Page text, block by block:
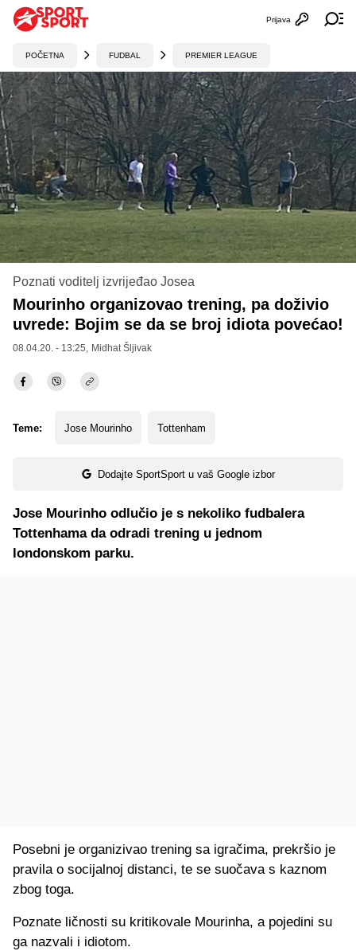
Otvori
Prijava
POČETNA FUDBAL PREMIER LEAGUE
Poznati voditelj izvrijeđao Josea
Mourinho organizovao trening, pa doživio
uvrede: Bojim se da se broj idiota povećao!
08.04.20. - 13:25, Midhat Šljivak
Teme: Jose Mourinho Tottenham
Dodajte SportSport u vaš Google izbor
Jose Mourinho odlučio je s nekoliko fudbalera
Tottenhama da odradi trening u jednom
londonskom parku.
Posebni je organizivao trening sa igračima, prekršio je
pravila o socijalnoj distanci, te se suočava s kaznom
zbog toga.
Poznate ličnosti su kritikovale Mourinha, a pojedini su
ga nazvali i idiotom.